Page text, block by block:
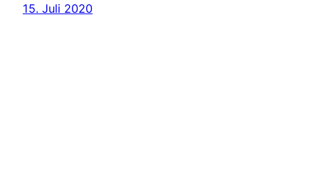
15. Juli 2020